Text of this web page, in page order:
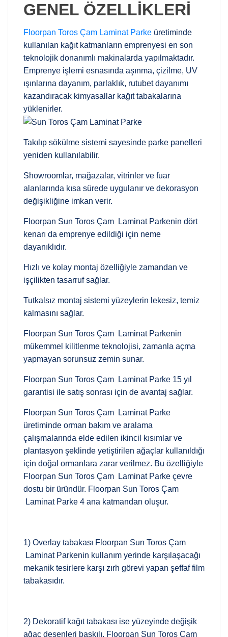
GENEL ÖZELLİKLERİ
Floorpan Toros Çam Laminat Parke üretiminde
kullanılan kağıt katmanların emprenyesi en son
teknolojik donanımlı makinalarda yapılmaktadır.
Emprenye işlemi esnasında aşınma, çizilme, UV
ışınlarına dayanım, parlaklık, rutubet dayanımı
kazandıracak kimyasallar kağıt tabakalarına
yüklenirler.
Takılıp sökülme sistemi sayesinde parke panelleri
yeniden kullanılabilir.
Showroomlar, mağazalar, vitrinler ve fuar
alanlarında kısa sürede uygulanır ve dekorasyon
değişikliğine imkan verir.
Floorpan Sun Toros Çam Laminat Parkenin dört
kenarı da emprenye edildiği için neme
dayanıklıdır.
Hızlı ve kolay montaj özelliğiyle zamandan ve
işçilikten tasarruf sağlar.
Tutkalsız montaj sistemi yüzeylerin lekesiz, temiz
kalmasını sağlar.
Floorpan Sun Toros Çam Laminat Parkenin
mükemmel kilitlenme teknolojisi, zamanla açma
yapmayan sorunsuz zemin sunar.
Floorpan Sun Toros Çam Laminat Parke 15 yıl
garantisi ile satış sonrası için de avantaj sağlar.
Floorpan Sun Toros Çam Laminat Parke
üretiminde orman bakım ve aralama
çalışmalarında elde edilen ikincil kısımlar ve
plantasyon şeklinde yetiştirilen ağaçlar kullanıldığı
için doğal ormanlara zarar verilmez. Bu özelliğiyle
Floorpan Sun Toros Çam Laminat Parke çevre
dostu bir üründür. Floorpan Sun Toros Çam
Laminat Parke 4 ana katmandan oluşur.
1) Overlay tabakası Floorpan Sun Toros Çam
Laminat Parkenin kullanım yerinde karşılaşacağı
mekanik tesirlere karşı zırh görevi yapan şeffaf film
tabakasıdır.
2) Dekoratif kağıt tabakası ise yüzeyinde değişik
ağaç desenleri baskılı, Floorpan Sun Toros Çam